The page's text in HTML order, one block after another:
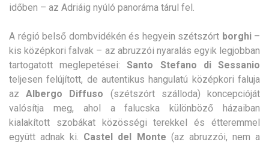
időben – az Adriáig nyúló panoráma tárul fel.
A régió belső dombvidékén és hegyein szétszórt borghi–
kis középkori falvak – az abruzzói nyaralás egyik legjobban
tartogatott meglepetései:Santo Stefano di Sessanio
teljesen felújított, de autentikus hangulatú középkori faluja
azAlbergo Diffuso (szétszórt szálloda) koncepcióját
valósítja meg, ahol a falucska különböző házaiban
kialakított szobákat közösségi terekkel és étteremmel
együtt adnak ki. Castel del Monte (az abruzzói, nem a